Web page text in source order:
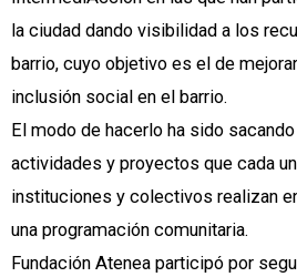
la ciudad dando visibilidad a los
barrio, cuyo objetivo es el de
inclusión social en el barrio.
El modo de hacerlo ha sido
actividades y proyectos que cada
instituciones y colectivos realizan
una programación comunitaria.
Fundación Atenea participó por